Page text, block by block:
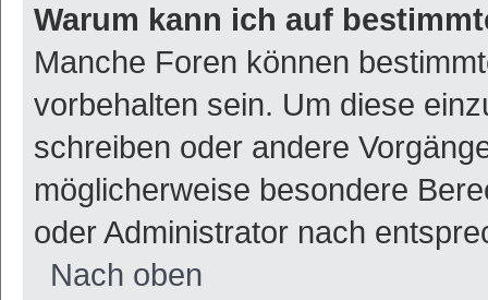
Warum kann ich auf
Manche Foren können
vorbehalten sein. Um diese
schreiben oder andere
möglicherweise besondere
oder Administrator nach
Nach oben